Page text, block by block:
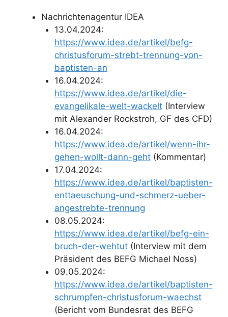
Nachrichtenagentur IDEA
13.04.2024:
https://www.idea.de/artikel/befg-
christusforum-strebt-trennung-von-
baptisten-an
16.04.2024:
https://www.idea.de/artikel/die-
evangelikale-welt-wackelt(Interview
mit Alexander Rockstroh, GF des CFD)
16.04.2024:
https://www.idea.de/artikel/wenn-ihr-
gehen-wollt-dann-geht(Kommentar)
17.04.2024:
https://www.idea.de/artikel/baptisten-
enttaeuschung-und-schmerz-ueber-
angestrebte-trennung
08.05.2024:
https://www.idea.de/artikel/befg-ein-
bruch-der-wehtut(Interview mit dem
Präsident des BEFG Michael Noss)
09.05.2024:
https://www.idea.de/artikel/baptisten-
schrumpfen-christusforum-waechst
(Bericht vom Bundesrat des BEFG